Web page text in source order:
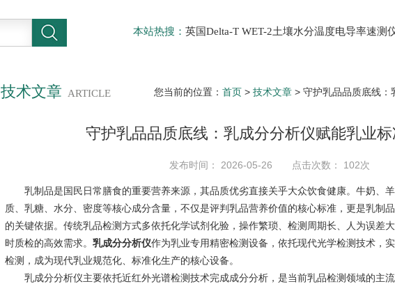
本站热搜： 英国Delta-T WET-2土壤水分温度电导率速测
技术文章 ARTICLE 您当前的位置： 首页 > 技术文章 > 守护乳品品质底线：
守护乳品品质底线：乳成分分析仪赋能乳业
发布时间： 2026-05-26 点击次数： 102次
乳制品是国民日常膳食的重要营养来源，其品质优劣直接关乎大众饮食健康。牛奶、
质、乳糖、水分、密度等核心成分含量，不仅是评判乳品营养价值的核心标准，更是乳制
的关键依据。传统乳品检测方式多依托化学试剂化验，操作繁琐、检测周期长、人为误差
时质检的高效需求。 乳成分分析仪作为乳业专用精密检测设备，依托现代光学检测技术，
检测，成为现代乳业规范化、标准化生产的核心设备。
乳成分分析仪主要依托近红外光谱检测技术完成成分分析，是当前乳品检测领域的主